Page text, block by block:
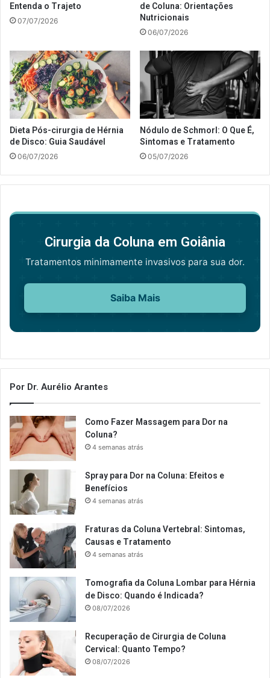
Entenda o Trajeto
07/07/2026
de Coluna: Orientações
Nutricionais
06/07/2026
Dieta Pós-cirurgia de Hérnia
de Disco: Guia Saudável
06/07/2026
Nódulo de Schmorl: O Que É,
Sintomas e Tratamento
05/07/2026
Cirurgia da Coluna em Goiânia
Tratamentos minimamente invasivos para sua dor.
Saiba Mais
Por Dr. Aurélio Arantes
Como Fazer Massagem para Dor na
Coluna?
4 semanas atrás
Spray para Dor na Coluna: Efeitos e
Benefícios
4 semanas atrás
Fraturas da Coluna Vertebral: Sintomas,
Causas e Tratamento
4 semanas atrás
Tomografia da Coluna Lombar para Hérnia
de Disco: Quando é Indicada?
08/07/2026
Recuperação de Cirurgia de Coluna
Cervical: Quanto Tempo?
08/07/2026